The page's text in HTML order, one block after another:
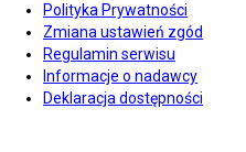
Polityka Prywatności
Zmiana ustawień zgód
Regulamin serwisu
Informacje o nadawcy
Deklaracja dostępności